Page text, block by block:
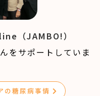
（JAMBO!）
をサポートしていま
の糖尿病事情